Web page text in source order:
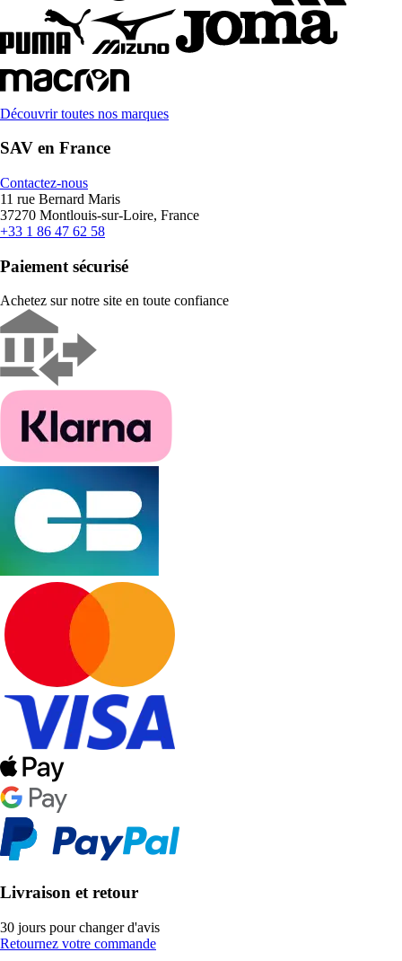
Découvrir toutes nos marques
SAV en France
Contactez-nous
11 rue Bernard Maris
37270 Montlouis-sur-Loire, France
+33 1 86 47 62 58
Paiement sécurisé
Achetez sur notre site en toute confiance
Livraison et retour
30 jours pour changer d'avis
Retournez votre commande